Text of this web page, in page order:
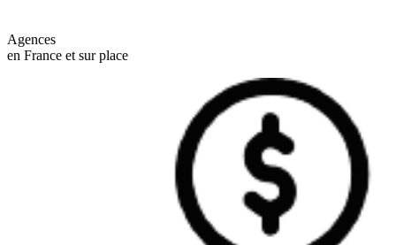
Agences
en France et sur place